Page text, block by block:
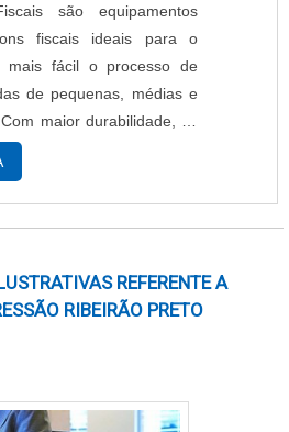
são equipamentos
fiscais ideais para o
mais fácil o processo de
de pequenas, médias e
maior durabilidade, as
são capazes de enviar
e economizarem
modelos podem emitir
de favorecer a gestão ao
p....
REFERENTE A
RIBEIRÃO PRETO